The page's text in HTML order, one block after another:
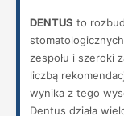
DENTUS to
zespołu i szeroki
liczbą
wynika z tego
Dentus działa